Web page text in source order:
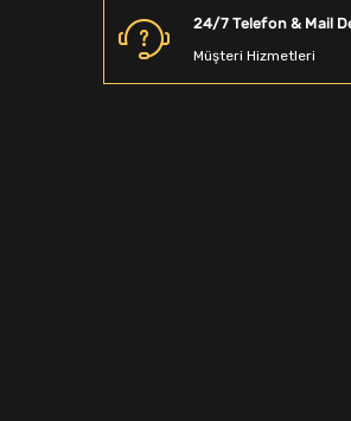
Boyunluk
Ağırlık Sehpaları
24/7 Telefon & Mail
Müşteri Hizmetleri